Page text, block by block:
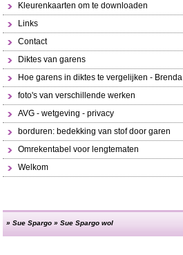
Kleurenkaarten om te downloaden
Links
Contact
Diktes van garens
Hoe garens in diktes te vergelijken - Brenda
foto's van verschillende werken
AVG - wetgeving - privacy
borduren: bedekking van stof door garen
Omrekentabel voor lengtematen
Welkom
»Sue Spargo »Sue Spargo wol